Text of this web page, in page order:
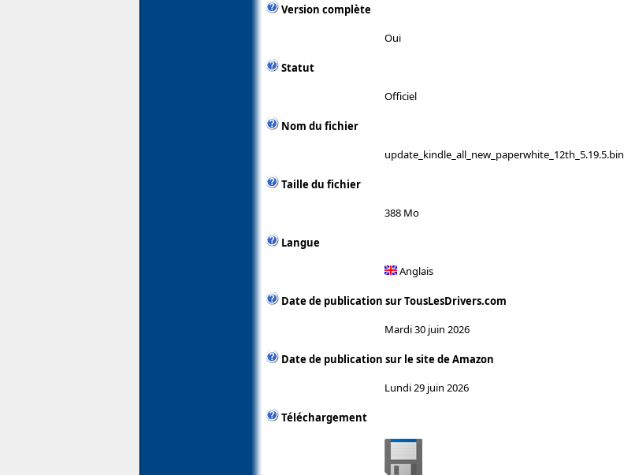
Version complète
Oui
Statut
Officiel
Nom du fichier
update_kindle_all_new_paperwhite_12th_5.19.5.bin
Taille du fichier
388 Mo
Langue
Anglais
Date de publication sur TousLesDrivers.com
Mardi 30 juin 2026
Date de publication sur le site de Amazon
Lundi 29 juin 2026
Téléchargement